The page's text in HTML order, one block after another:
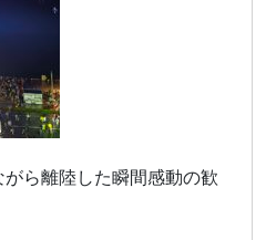
がら離陸した瞬間感動の歓